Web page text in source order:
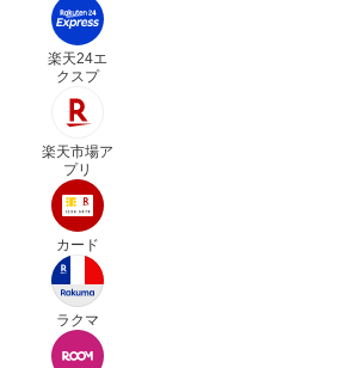
楽天24エ
クスプ
楽天市場ア
プリ
カード
ラクマ